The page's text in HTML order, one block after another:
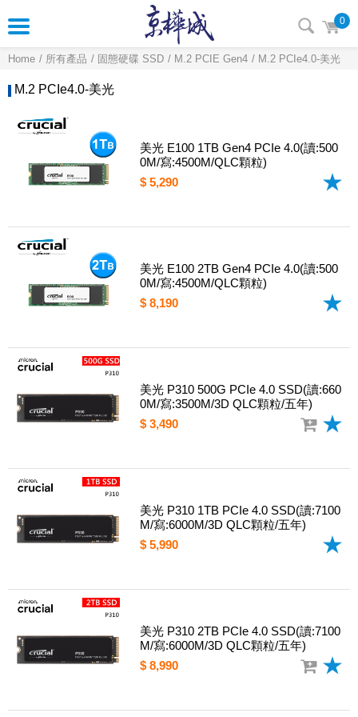
0
Home 所有產品 固態硬碟 SSD M.2 PCIE Gen4 M.2 PCIe4.0-美光
M.2 PCIe4.0-美光
美光 E100 1TB Gen4 PCIe 4.0(讀:500
0M/寫:4500M/QLC顆粒)
$ 5,290
美光 E100 2TB Gen4 PCIe 4.0(讀:500
0M/寫:4500M/QLC顆粒)
$ 8,190
美光 P310 500G PCIe 4.0 SSD(讀:660
0M/寫:3500M/3D QLC顆粒/五年)
$ 3,490
美光 P310 1TB PCIe 4.0 SSD(讀:7100
M/寫:6000M/3D QLC顆粒/五年)
$ 5,990
美光 P310 2TB PCIe 4.0 SSD(讀:7100
M/寫:6000M/3D QLC顆粒/五年)
$ 8,990